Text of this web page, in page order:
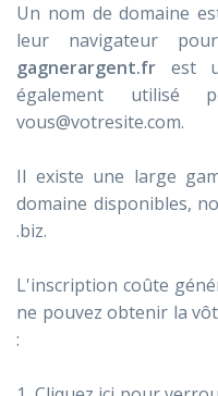
Un nom de domaine
leur navigateur
gagnerargent.fr est
également utilisé
vous@votresite.com.
Il existe une large
domaine disponibles,
.biz.
L'inscription coûte
ne pouvez obtenir la
: